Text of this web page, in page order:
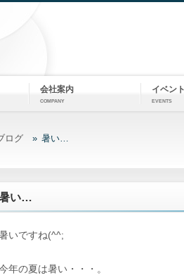
会社案内
COMPANY
イベント
EVENTS
ログ 暑い…
い…
いですね(^^;
年の夏は暑い・・・。